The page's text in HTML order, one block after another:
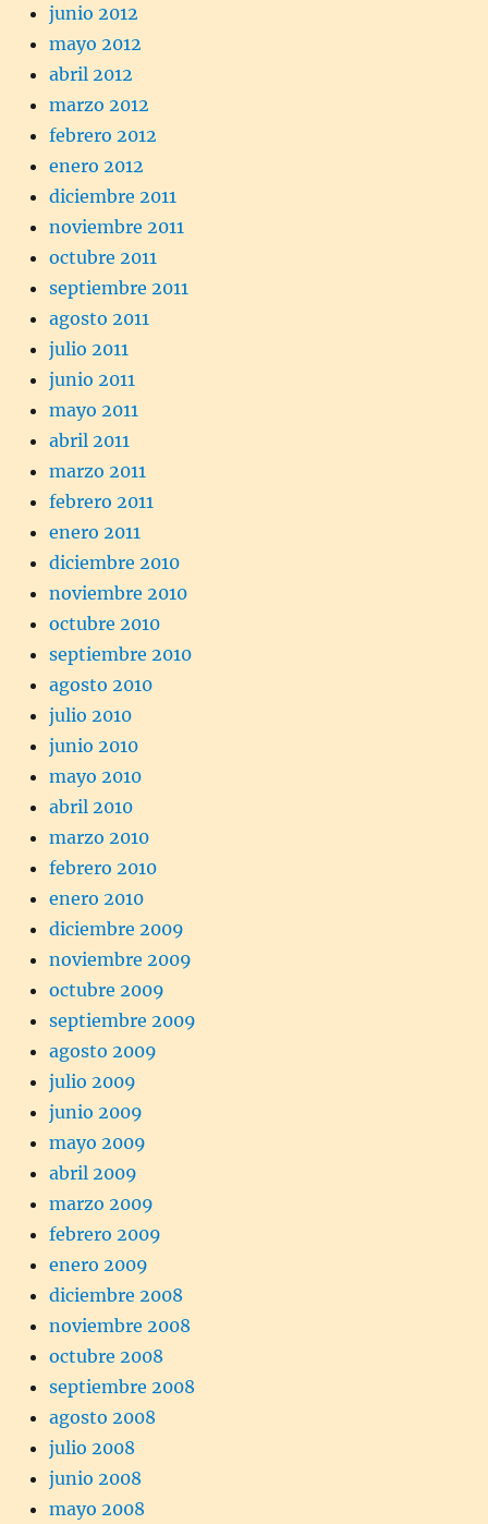
junio 2012
mayo 2012
abril 2012
marzo 2012
febrero 2012
enero 2012
diciembre 2011
noviembre 2011
octubre 2011
septiembre 2011
agosto 2011
julio 2011
junio 2011
mayo 2011
abril 2011
marzo 2011
febrero 2011
enero 2011
diciembre 2010
noviembre 2010
octubre 2010
septiembre 2010
agosto 2010
julio 2010
junio 2010
mayo 2010
abril 2010
marzo 2010
febrero 2010
enero 2010
diciembre 2009
noviembre 2009
octubre 2009
septiembre 2009
agosto 2009
julio 2009
junio 2009
mayo 2009
abril 2009
marzo 2009
febrero 2009
enero 2009
diciembre 2008
noviembre 2008
octubre 2008
septiembre 2008
agosto 2008
julio 2008
junio 2008
mayo 2008